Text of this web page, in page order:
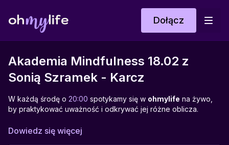
Dołącz
Akademia Mindfulness 18.02 z
Sonią Szramek - Karcz
W każdą środę o 20:00 spotykamy się w ohmylife na żywo,
by praktykować uważność i odkrywać jej różne oblicza.
Spotkanie poprowadzi
Dowiedz się więcej